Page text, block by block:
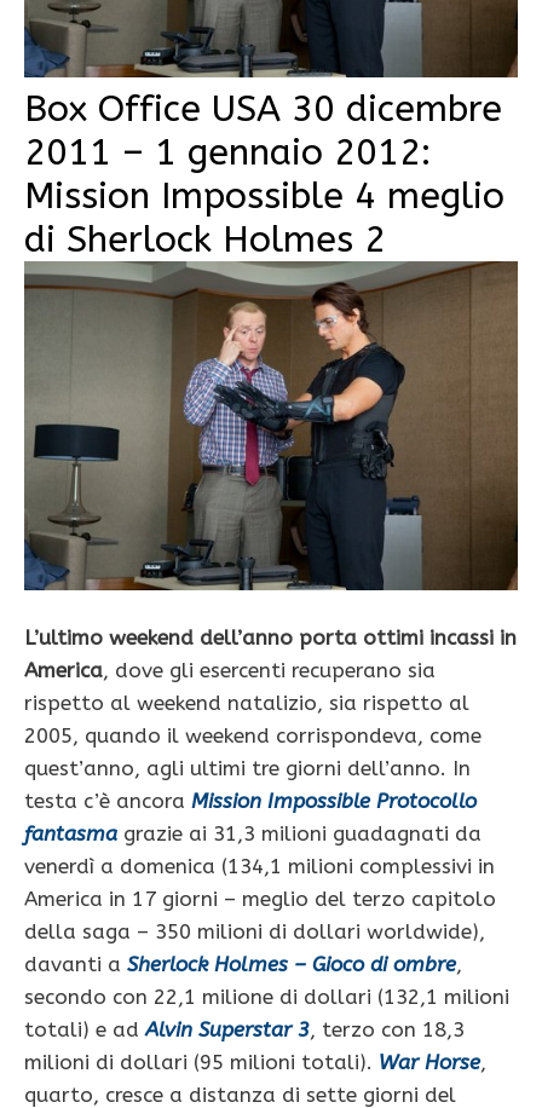
Box Office USA 30 dicembre
2011 – 1 gennaio 2012:
Mission Impossible 4 meglio
di Sherlock Holmes 2
L’ultimo weekend dell’anno porta ottimi incassi in
America, dove gli esercenti recuperano sia
rispetto al weekend natalizio, sia rispetto al
2005, quando il weekend corrispondeva, come
quest’anno, agli ultimi tre giorni dell’anno. In
testa c’è ancora Mission Impossible Protocollo
fantasma grazie ai 31,3 milioni guadagnati da
venerdì a domenica (134,1 milioni complessivi in
America in 17 giorni – meglio del terzo capitolo
della saga – 350 milioni di dollari worldwide),
davanti a Sherlock Holmes – Gioco di ombre,
secondo con 22,1 milione di dollari (132,1 milioni
totali) e adAlvin Superstar 3, terzo con 18,3
milioni di dollari (95 milioni totali). War Horse,
quarto, cresce a distanza di sette giorni del